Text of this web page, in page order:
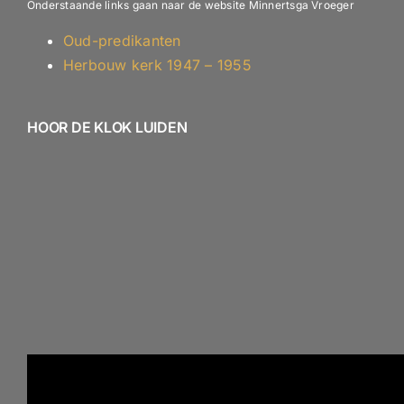
Onderstaande links gaan naar de website Minnertsga Vroeger
Oud-predikanten
Herbouw kerk 1947 – 1955
HOOR DE KLOK LUIDEN